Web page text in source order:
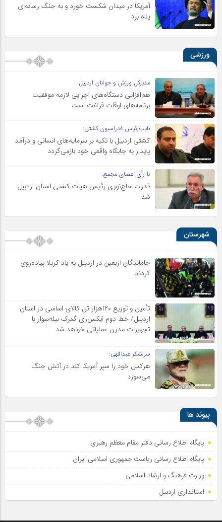
آمریکا در میدان شکست خورد و به جنگ رسانه‌ای
پناه برد
ورزشی
مدیرکل ورزش و جوانان اردبیل:
هم‌افزایی دستگاه‌های اجرایی لازمه موفقیت
برنامه‌های اوقات فراغت است
نایب‌رئیس فدراسیون کشتی:
کشتی اردبیل با تکیه بر سرمایه‌های انسانی و درآمد
پایدار به جایگاه واقعی خود بازمی‌گردد
با رأی اعضای مجمع،
قدرت حاج‌نوری رئیس هیات کشتی استان اردبیل
شد
شهرستان
جاماندگان اربعین در اردبیل به یاد کربلا پیاده‌روی
کردند
تأمین و توزیع ۱۲۰هزار تن کالای اساسی در استان
اردبیل/ خط دوم ایکس‌ری گمرک بیله‌سوار با
تجهیزات مدرن عملیاتی خواهد شد
سرلشکر عبداللهی:
هرکس خود را سپر آمریکا کند در آتش جنگ
می‌سوزد
پیوند ها
پایگاه اطلاع رسانی دفتر مقام معظم رهبری
پایگاه اطلاع‌ رسانی ریاست‌ جمهوری اسلامی ایران
وزارت فرهنگ و ارشاد اسلامی
استانداری اردبیل